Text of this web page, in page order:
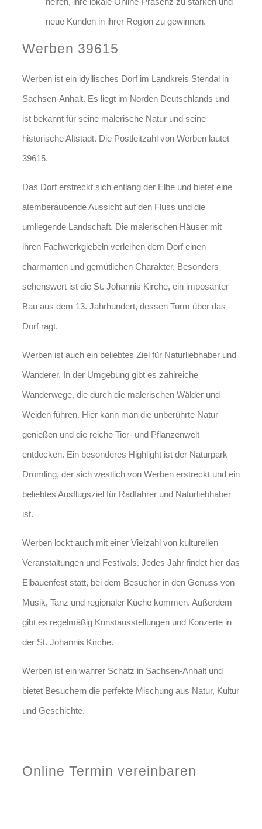
neue Kunden in ihrer Region zu gewinnen.
Werben 39615
Werben ist ein idyllisches Dorf im Landkreis Stendal in
Sachsen-Anhalt. Es liegt im Norden Deutschlands und
ist bekannt für seine malerische Natur und seine
historische Altstadt. Die Postleitzahl von Werben lautet
39615.
Das Dorf erstreckt sich entlang der Elbe und bietet eine
atemberaubende Aussicht auf den Fluss und die
umliegende Landschaft. Die malerischen Häuser mit
ihren Fachwerkgiebeln verleihen dem Dorf einen
charmanten und gemütlichen Charakter. Besonders
sehenswert ist die St. Johannis Kirche, ein imposanter
Bau aus dem 13. Jahrhundert, dessen Turm über das
Dorf ragt.
Werben ist auch ein beliebtes Ziel für Naturliebhaber und
Wanderer. In der Umgebung gibt es zahlreiche
Wanderwege, die durch die malerischen Wälder und
Weiden führen. Hier kann man die unberührte Natur
genießen und die reiche Tier- und Pflanzenwelt
entdecken. Ein besonderes Highlight ist der Naturpark
Drömling, der sich westlich von Werben erstreckt und ein
beliebtes Ausflugsziel für Radfahrer und Naturliebhaber
ist.
Werben lockt auch mit einer Vielzahl von kulturellen
Veranstaltungen und Festivals. Jedes Jahr findet hier das
Elbauenfest statt, bei dem Besucher in den Genuss von
Musik, Tanz und regionaler Küche kommen. Außerdem
gibt es regelmäßig Kunstausstellungen und Konzerte in
der St. Johannis Kirche.
Werben ist ein wahrer Schatz in Sachsen-Anhalt und
bietet Besuchern die perfekte Mischung aus Natur, Kultur
und Geschichte.
Online Termin vereinbaren